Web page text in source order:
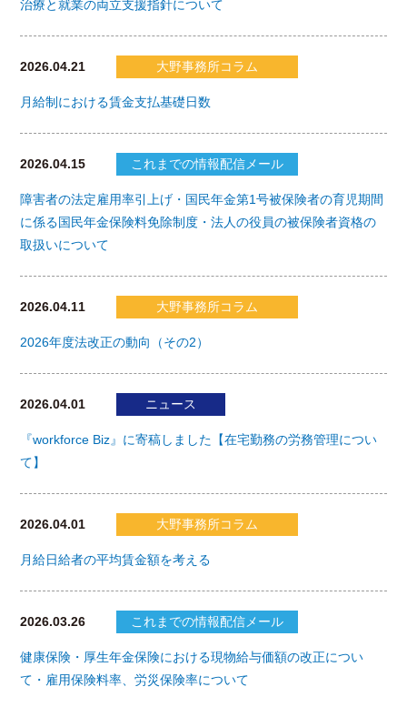
治療と就業の両立支援指針について
2026.04.21 大野事務所コラム
月給制における賃金支払基礎日数
2026.04.15 これまでの情報配信メール
障害者の法定雇用率引上げ・国民年金第1号被保険者の育児期間
に係る国民年金保険料免除制度・法人の役員の被保険者資格の
取扱いについて
2026.04.11 大野事務所コラム
2026年度法改正の動向（その2）
2026.04.01 ニュース
『workforce Biz』に寄稿しました【在宅勤務の労務管理につい
て】
2026.04.01 大野事務所コラム
月給日給者の平均賃金額を考える
2026.03.26 これまでの情報配信メール
健康保険・厚生年金保険における現物給与価額の改正につい
て・雇用保険料率、労災保険率について